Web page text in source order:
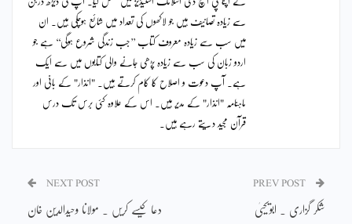
سے زیادہ تصانیف ہیں جو لاکھوں کی تعداد میں شائع ہوچکی ہیں۔ ان
میں سب سے زیادہ معروف کتاب ’’جب زندگی شروع ہوگی‘‘ ہے جو
اردو زبان کی سب سے زیادہ پڑھی جانے والی کتابوں میں سے ایک
ہے۔ آپ دعوت و اصلاح کا کام کرتے ہیں۔ "انذار" کے بانی اور
ماہنامہ "انذار" کے مدیر ہیں۔ اس کے علاوہ کئی برس تک درس
قرآن مجید دیتے رہے ہیں۔
شکر گزاری ۔ ابویحییٰ
NEXT POST
دعا کیسے کریں ۔ مولانا وحیدالدین خان